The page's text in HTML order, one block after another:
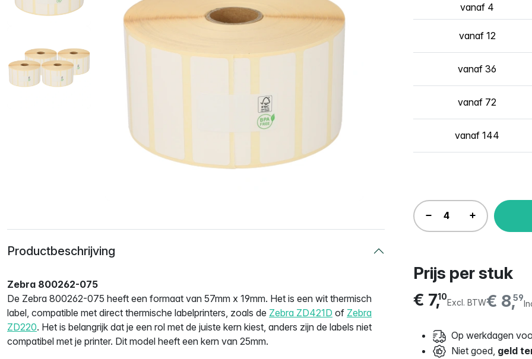
vanaf 4
vanaf 12
vanaf 36
vanaf 72
vanaf 144
Prijs per stuk
€ 8,59
€ 7,10
Excl. BTW
Op werkdagen
Niet goed, geld
Productbeschrijving
Zebra 800262-075
De Zebra 800262-075 heeft een formaat van 57mm x 19mm. Het is een wit thermisch
label, compatible met direct thermische labelprinters, zoals de Zebra ZD421D of Zebra
ZD220. Het is belangrijk dat je een rol met de juiste kern kiest, anders zijn de labels niet
compatibel met je printer. Dit model heeft een kern van 25mm.